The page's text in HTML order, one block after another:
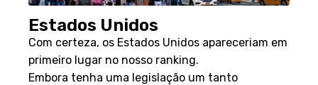
Estados Unidos
Com certeza, os Estados Unidos apareceriam em
primeiro lugar no nosso ranking.
Embora tenha uma legislação um tanto